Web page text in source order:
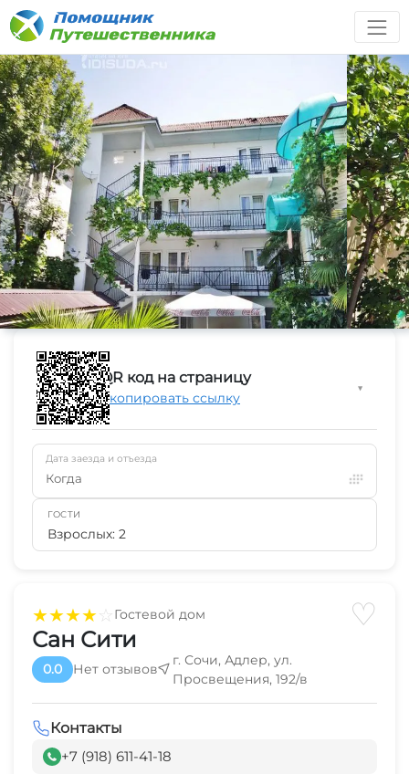
★★★★☆Гостевой дом ♡
Сан Сити
0.0 Нет отзывов
г. Сочи, Адлер, ул.
Просвещения, 192/в
Контакты
+7 (918) 611-41-18
QR код на страницу
Скопировать ссылку
▼
Дата заезда и отъезда
Когда
ГОСТИ
Взрослых: 2